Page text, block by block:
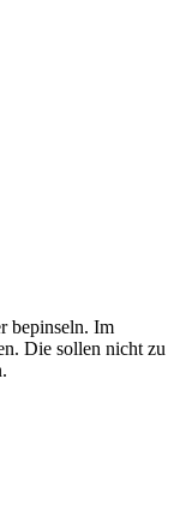
bepinseln. Im
Die sollen nicht zu